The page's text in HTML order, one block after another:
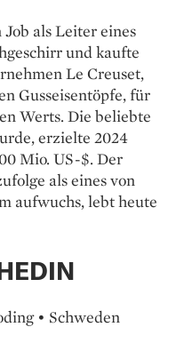
als Leiter eines
und kaufte
Le Creuset,
Gusseisentöpfe, für
Werts. Die beliebte
erzielte 2024
Mio. US-$. Der
als eines von
aufwuchs, lebt heute
• Schweden